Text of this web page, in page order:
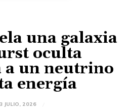
una galaxia
oculta
a un neutrino
energía
3 JULIO, 2026